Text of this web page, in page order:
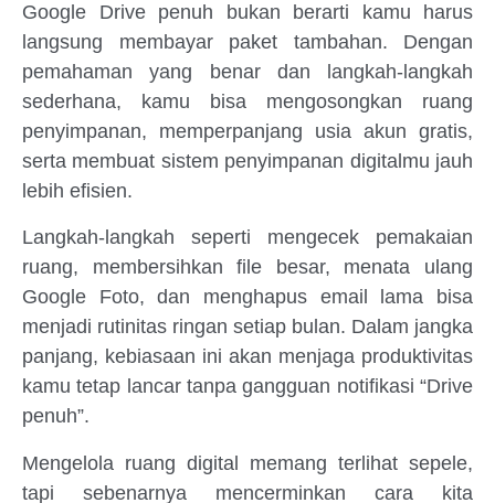
Google Drive penuh bukan berarti kamu harus
langsung membayar paket tambahan. Dengan
pemahaman yang benar dan langkah-langkah
sederhana, kamu bisa mengosongkan ruang
penyimpanan, memperpanjang usia akun gratis,
serta membuat sistem penyimpanan digitalmu jauh
lebih efisien.
Langkah-langkah seperti mengecek pemakaian
ruang, membersihkan file besar, menata ulang
Google Foto, dan menghapus email lama bisa
menjadi rutinitas ringan setiap bulan. Dalam jangka
panjang, kebiasaan ini akan menjaga produktivitas
kamu tetap lancar tanpa gangguan notifikasi “Drive
penuh”.
Mengelola ruang digital memang terlihat sepele,
tapi sebenarnya mencerminkan cara kita